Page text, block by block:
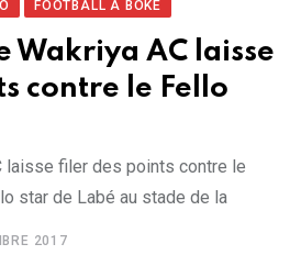
FOOTBALL À BOKÉ
Wakriya AC laisse
contre le Fello
laisse filer des points contre le
star de Labé au stade de la
2017